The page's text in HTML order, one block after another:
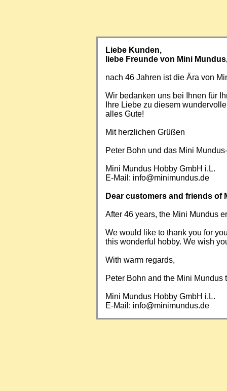
Liebe Kunden,
liebe Freunde von Mini
nach 46 Jahren ist die Ära von
Wir bedanken uns bei Ihnen für
Ihre Liebe zu diesem
alles Gute!
Mit herzlichen Grüßen
Peter Bohn und das Mini
Mini Mundus Hobby GmbH i.L.
E-Mail: info@minimundus.de
Dear customers and friends of
After 46 years, the Mini Mundus
We would like to thank you for
this wonderful hobby. We wish
With warm regards,
Peter Bohn and the Mini Mundus
Mini Mundus Hobby GmbH i.L.
E-Mail: info@minimundus.de